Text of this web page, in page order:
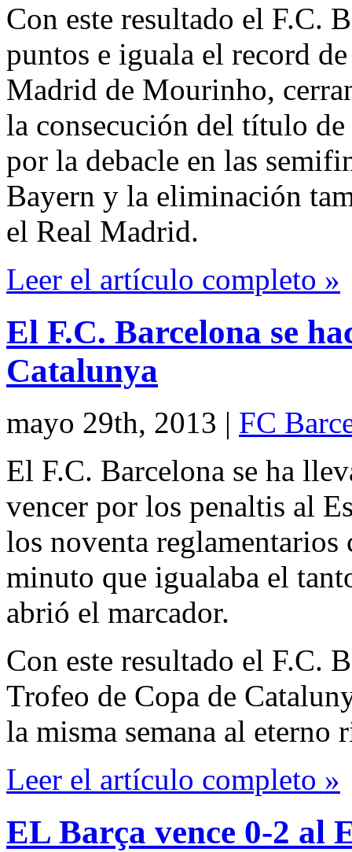
Con este resultado el F.C.
puntos e iguala el record
Madrid de Mourinho,
la consecución del título
por la debacle en las
Bayern y la eliminación
el Real Madrid.
Leer el artículo completo »
El F.C. Barcelona se
Catalunya
mayo 29th, 2013 | FC
El F.C. Barcelona se ha
vencer por los penaltis al
los noventa
minuto que igualaba el
abrió el marcador.
Con este resultado el F.C.
Trofeo de Copa de
la misma semana al
Leer el artículo completo »
EL Barça vence 0-2 al